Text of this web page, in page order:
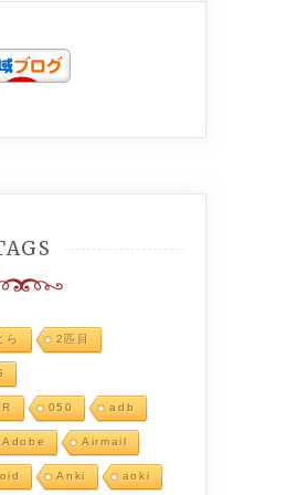
ら 2匹目
050 adb
Adobe Airmail
Anki aoki